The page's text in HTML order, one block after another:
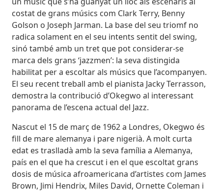
costat de grans músics com Clark Terry, Benny
Golson o Joseph Jarman. La base del seu triomf no
radica solament en el seu intents sentit del swing,
sinó també amb un tret que pot considerar-se
marca dels grans ‘jazzmen’: la seva distingida
habilitat per a escoltar als músics que l’acompanyen.
El seu recent treball amb el pianista Jacky Terrasson,
demostra la contribució d’Okegwo al interessant
panorama de l’escena actual del Jazz.
Nascut el 15 de març de 1962 a Londres, Okegwo és
fill de mare alemanya i pare nigerià. A molt curta
edat es traslladà amb la seva família a Alemanya,
país en el que ha crescut i en el que escoltat grans
dosis de música afroamericana d’artistes com James
Brown, Jimi Hendrix, Miles David, Ornette Coleman i